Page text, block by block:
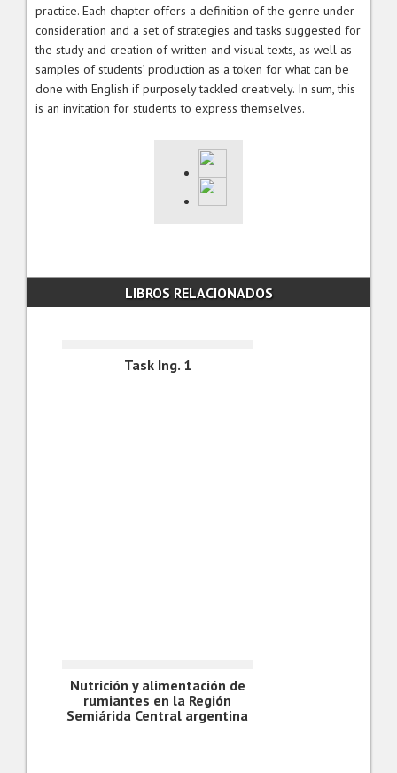
practice. Each chapter offers a definition of the genre under
consideration and a set of strategies and tasks suggested for
the study and creation of written and visual texts, as well as
samples of students’ production as a token for what can be
done with English if purposely tackled creatively. In sum, this
is an invitation for students to express themselves.
LIBROS RELACIONADOS
Task Ing. 1
Nutrición y alimentación de
rumiantes en la Región
Semiárida Central argentina